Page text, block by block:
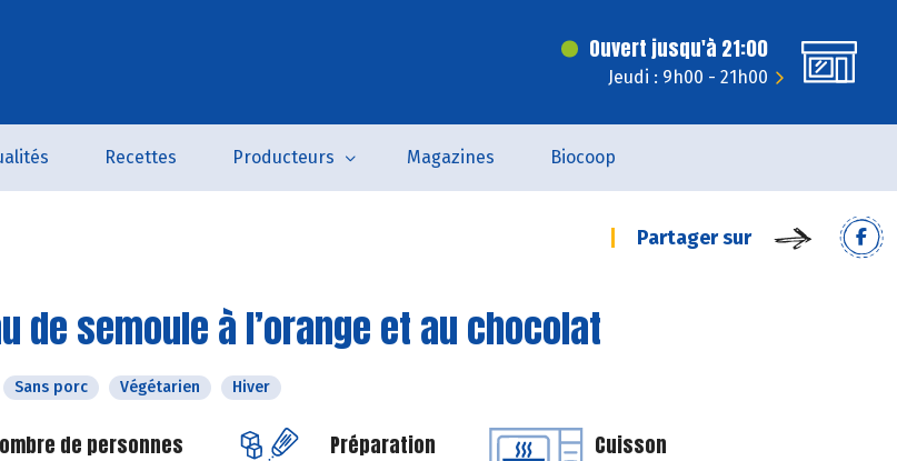
Ouvert jusqu'à 21:00
Jeudi : 9h00 - 21h00
Recettes Producteurs Magazines Biocoop
Partager sur
de semoule à l’orange et au chocolat
Sans porc Végétarien Hiver
de personnes Préparation Cuisson